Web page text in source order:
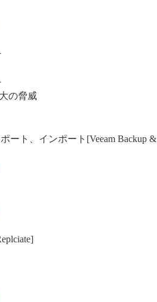
の脅威
ート、インポート[Veeam Backup &